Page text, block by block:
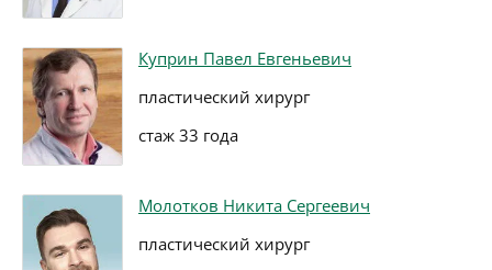
Куприн Павел Евгеньевич
пластический хирург
стаж 33 года
Молотков Никита Сергеевич
пластический хирург